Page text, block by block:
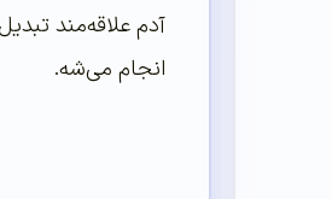
آدم علاقه‌مند
انجام می‌شه.